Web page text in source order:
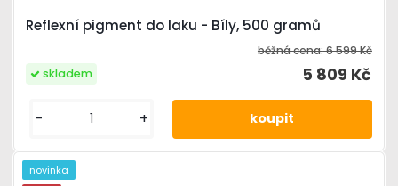
Reflexní pigment do laku - Bíly, 500 gramů
běžná cena:6 599 Kč
5 809 Kč
skladem
- +
novinka